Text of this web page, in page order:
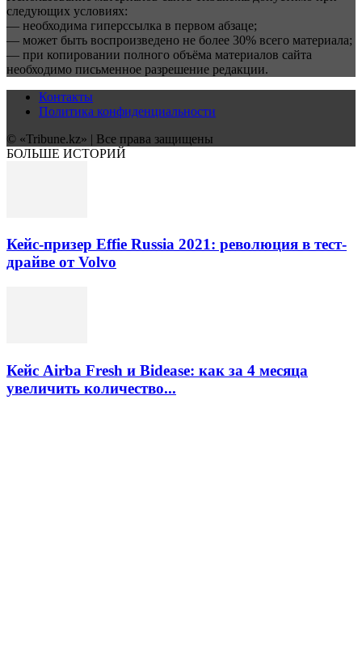
следующих условиях:
— необходима гиперссылка в первом абзаце;
— может быть воспроизведено не более 30% всего материала;
— при копировании полного объёма материалов сайта
необходимо письменное разрешение редакции.
Контакты
Политика конфиденциальности
© «Tribune.kz» | Все права защищены
БОЛЬШЕ ИСТОРИЙ
Кейс-призер Effie Russia 2021: революция в тест-
драйве от Volvo
Кейс Airba Fresh и Bidease: как за 4 месяца
увеличить количество...